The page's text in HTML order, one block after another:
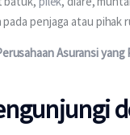
penjaga atau
Asuransi yang